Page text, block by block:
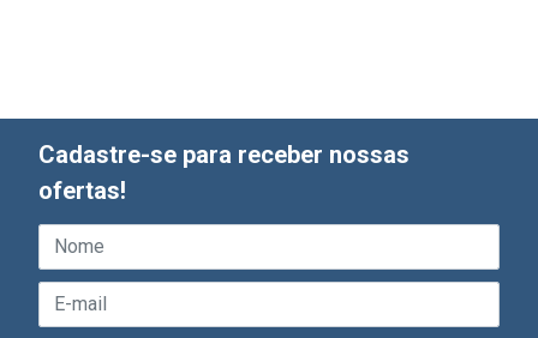
Cadastre-se para receber nossas
ofertas!